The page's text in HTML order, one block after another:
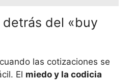
detrás del «buy
las cotizaciones se
⁣El miedo y la codicia